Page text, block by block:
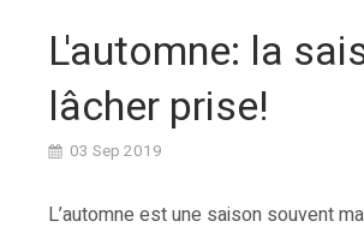
L'automne: la
lâcher prise!
03 Sep 2019
L’automne est une saison souvent